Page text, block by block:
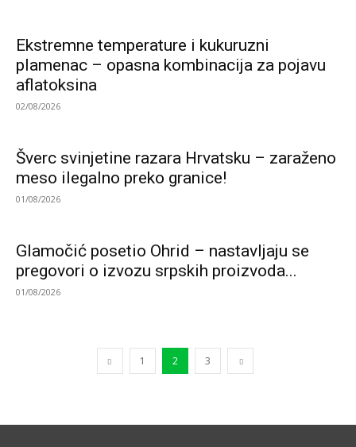
Ekstremne temperature i kukuruzni
plamenac – opasna kombinacija za pojavu
aflatoksina
02/08/2026
Šverc svinjetine razara Hrvatsku – zaraženo
meso ilegalno preko granice!
01/08/2026
Glamočić posetio Ohrid – nastavljaju se
pregovori o izvozu srpskih proizvoda...
01/08/2026
1 2 3